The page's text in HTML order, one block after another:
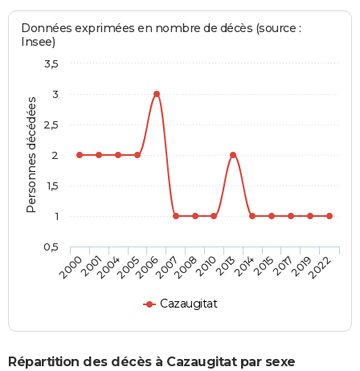
Personnes décédées
Données exprimées en nombre de décès (source :
Insee)
Cazaugitat
20002001200420052006200720082010201320142015201720192022
0,5
1
1,5
2
2,5
3
3,5
Répartition des décès à Cazaugitat par sexe